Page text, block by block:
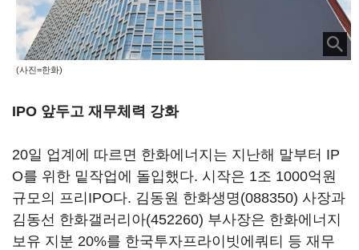
(사진=한화)
IPO 앞두고 재무체력 강화
20일 업계에 따르면 한화에너지는 지난해 말부터 IP
O를 위한 밑작업에 돌입했다. 시작은 1조 1000억원
규모의 프리IPO다. 김동원 한화생명(088350) 사장과
김동선 한화갤러리아(452260) 부사장은 한화에너지
보유 지분 20%를 한국투자프라이빗에쿼티 등 재무